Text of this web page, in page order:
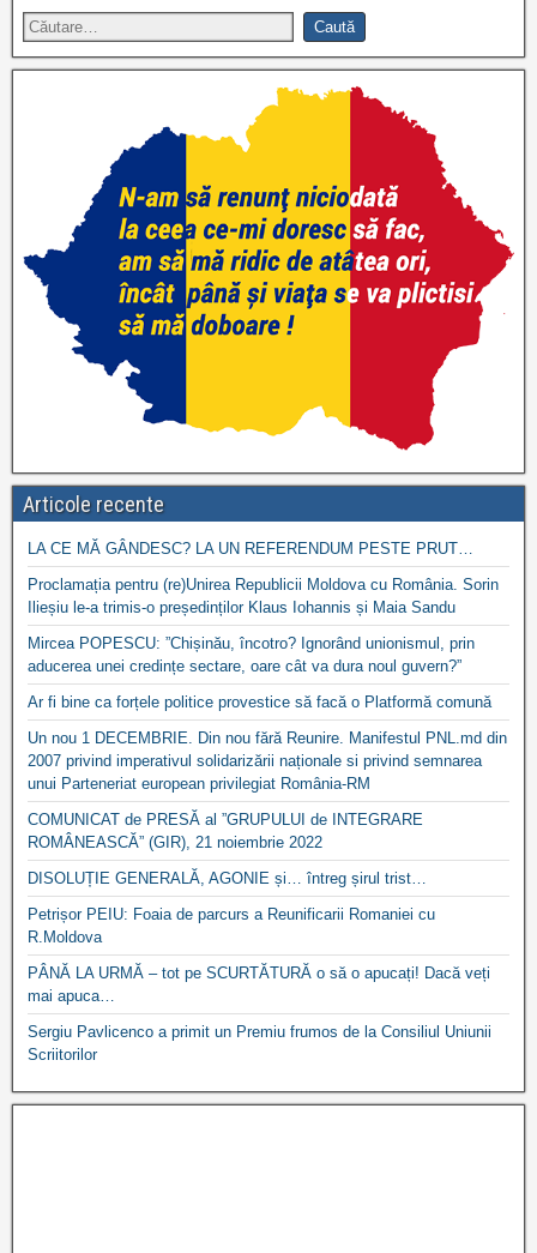
Articole recente
LA CE MĂ GÂNDESC? LA UN REFERENDUM PESTE PRUT…
Proclamația pentru (re)Unirea Republicii Moldova cu România. Sorin
Ilieșiu le-a trimis-o președinților Klaus Iohannis și Maia Sandu
Mircea POPESCU: ”Chișinău, încotro? Ignorând unionismul, prin
aducerea unei credințe sectare, oare cât va dura noul guvern?”
Ar fi bine ca forțele politice provestice să facă o Platformă comună
Un nou 1 DECEMBRIE. Din nou fără Reunire. Manifestul PNL.md din
2007 privind imperativul solidarizării naționale si privind semnarea
unui Parteneriat european privilegiat România-RM
COMUNICAT de PRESĂ al ”GRUPULUI de INTEGRARE
ROMÂNEASCĂ” (GIR), 21 noiembrie 2022
DISOLUȚIE GENERALĂ, AGONIE și… întreg șirul trist…
Petrișor PEIU: Foaia de parcurs a Reunificarii Romaniei cu
R.Moldova
PÂNĂ LA URMĂ – tot pe SCURTĂTURĂ o să o apucați! Dacă veți
mai apuca…
Sergiu Pavlicenco a primit un Premiu frumos de la Consiliul Uniunii
Scriitorilor